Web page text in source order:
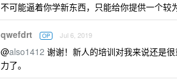
不可能逼着你学新东西，只能给你提供一个较
qwefdrt OP Jul 6, 2019
@also1412 谢谢！新人的培训对我来说还是
力了。